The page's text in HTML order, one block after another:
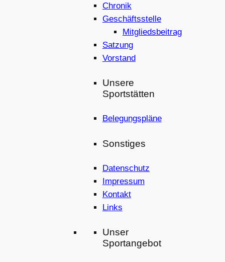
Chronik
Geschäftsstelle
Mitgliedsbeitrag
Satzung
Vorstand
Unsere
Sportstätten
Belegungspläne
Sonstiges
Datenschutz
Impressum
Kontakt
Links
Unser
Sportangebot